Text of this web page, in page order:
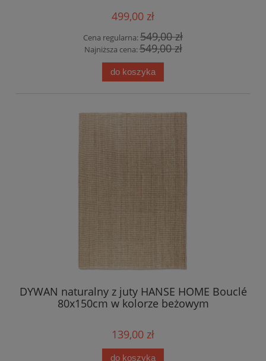
499,00 zł
Cena regularna:549,00 zł
Najniższa cena:549,00 zł
do koszyka
DYWAN naturalny z juty HANSE HOME Bouclé
80x150cm w kolorze beżowym
139,00 zł
do koszyka